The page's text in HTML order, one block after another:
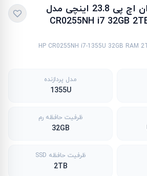
کامپیوتر آل این وان اچ پی 23.8 اینچی مدل
CR0255NH i7 32GB
HP CR0255NH i7-1355U 32GB RAM
مدل پردازنده
1355U
ظرفیت حافظه رم
32GB
ظرفیت حافظه SSD
2TB